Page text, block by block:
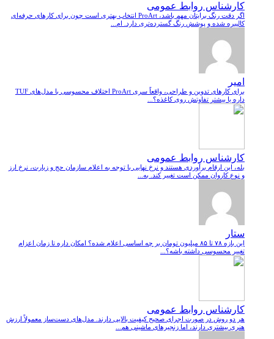
کارشناس روابط عمومی
اگر دقت رنگ برایتان مهم باشد، ProArt انتخاب بهتری است چون برای کارهای حرفه‌ای
کالیبره شده و پوشش رنگ گسترده‌تری دارد. ام...
امیر
برای کارهای تدوین و طراحی، واقعاً سری ProArt اختلاف محسوسی با مدل‌های TUF
داره یا بیشتر تفاوتش روی کاغذه؟...
کارشناس روابط عمومی
بله، این ارقام برآوردی هستند و نرخ نهایی با توجه به اعلام سازمان حج و زیارت، نرخ ارز
و نوع کاروان ممکن است تغییر کند. به...
ستار
این بازه ۷۸ تا ۸۵ میلیون تومان بر چه اساسی اعلام شده؟ امکان داره تا زمان اعزام
تغییر محسوسی داشته باشه؟...
کارشناس روابط عمومی
هر دو روش در صورت اجرای صحیح کیفیت بالایی دارند. مدل‌های دست‌ساز معمولاً ارزش
هنری بیشتری دارند، اما زنجیرهای ماشینی هم...